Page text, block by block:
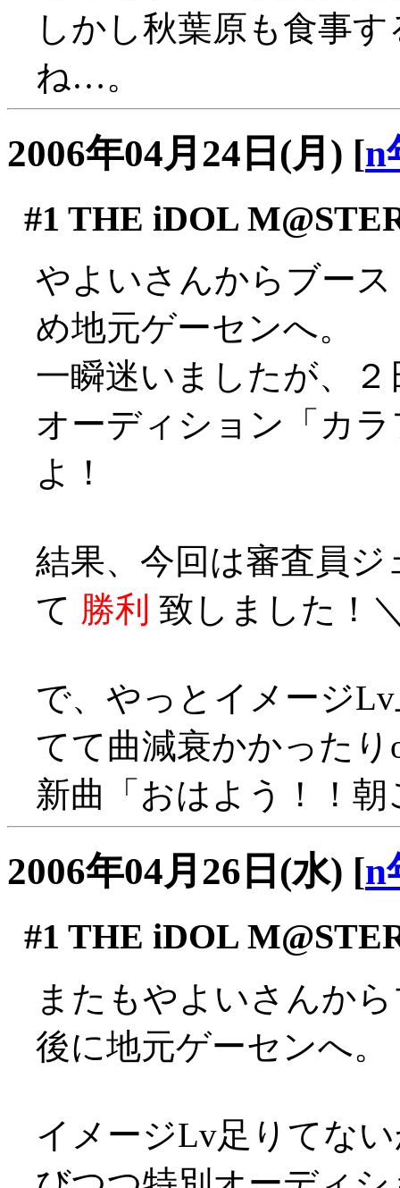
しかし秋葉原も食事
ね…。
2006年04月24日(月) [n
#1 THE iDOL
やよいさんからブー
め地元ゲーセンへ。
一瞬迷いましたが、
オーディション「カ
よ！
結果、今回は審査員
て 勝利 致しました！
で、やっとイメージ
てて曲減衰かかったり
新曲「おはよう！！
2006年04月26日(水) [n
#1 THE iDOL
またもやよいさんか
後に地元ゲーセンへ。
イメージLv足りてな